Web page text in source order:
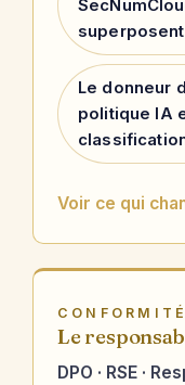
superposent
Le donneur
politique IA
Voir ce qui
Le
DPO · RSE ·